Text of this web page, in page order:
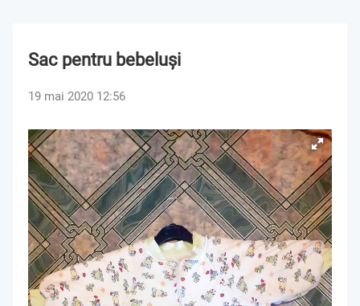
Sac pentru bebeluşi
19 mai 2020 12:56